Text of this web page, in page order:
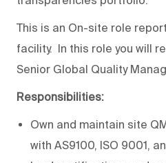
This is an On-site role
facility. In this role you will
Senior Global Quality
Responsibilities:
Own and maintain site
with AS9100, ISO 9001,